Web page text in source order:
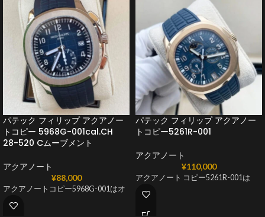
パテック フィリップ アクアノー
トコピー 5968G-001cal.CH
28-520 Cムーブメント
アクアノート
¥88,000
アクアノートコピー5968G-001はオ
パテック フィリップ アクアノー
トコピー5261R-001
アクアノート
¥110,000
アクアノート コピー5261R-001は